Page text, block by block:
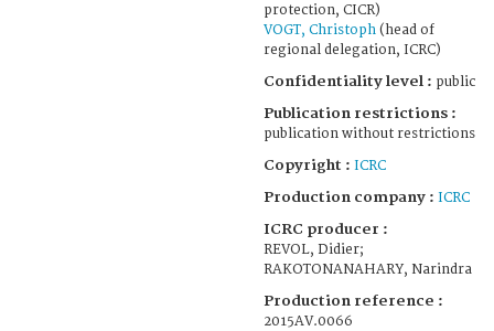
protection, CICR)
VOGT, Christoph (head of
regional delegation, ICRC)
Confidentiality level : public
Publication restrictions :
publication without restrictions
Copyright : ICRC
Production company : ICRC
ICRC producer :
REVOL, Didier;
RAKOTONANAHARY, Narindra
Production reference :
2015AV.0066